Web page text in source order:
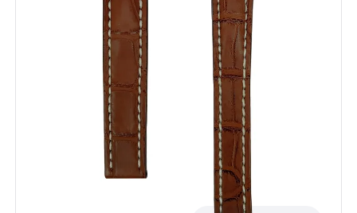
Волгоград
Кемерово
Воронеж
Краснодар